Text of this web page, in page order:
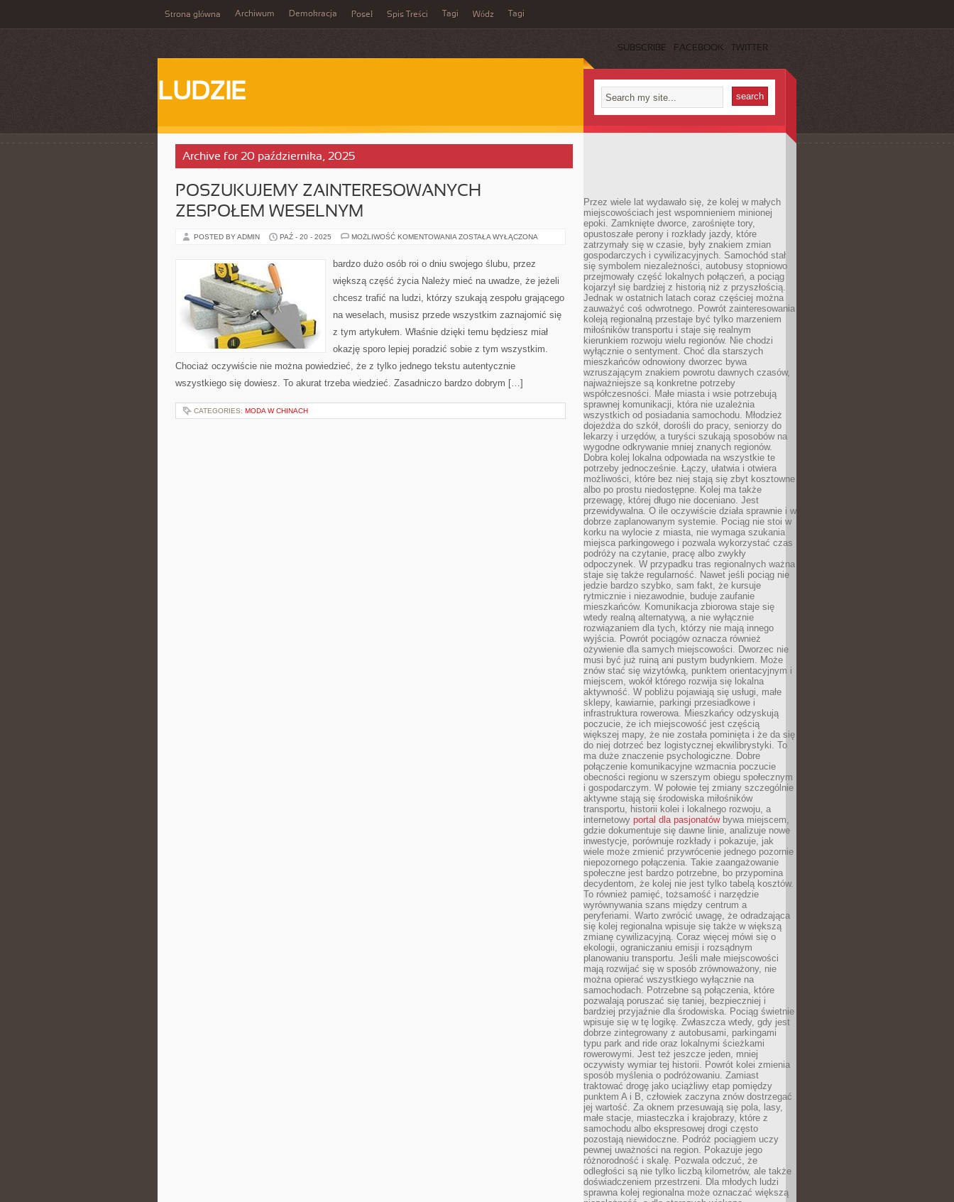
Strona główna Archiwum Demokracja Poseł Spis Treści Tagi Wódz Tagi
SUBSCRIBE FACEBOOK TWITTER
LUDZIE
Archive for 20 października, 2025
POSZUKUJEMY ZAINTERESOWANYCH
ZESPOŁEM WESELNYM
POSTED BY ADMIN PAŹ - 20 - 2025 MOŻLIWOŚĆ KOMENTOWANIA POSZUKUJEMY
WESELNYM
ZOSTAŁA WYŁĄCZONA
bardzo dużo osób roi o dniu swojego ślubu, przez
większą część życia Należy mieć na uwadze, że jeżeli
chcesz trafić na ludzi, którzy szukają zespołu grającego
na weselach, musisz przede wszystkim zaznajomić się
z tym artykułem. Właśnie dzięki temu będziesz miał
okazję sporo lepiej poradzić sobie z tym wszystkim.
Chociaż oczywiście nie można powiedzieć, że z tylko jednego tekstu autentycznie
wszystkiego się dowiesz. To akurat trzeba wiedzieć. Zasadniczo bardzo dobrym […]
CATEGORIES: MODA W CHINACH
Przez wiele lat wydawało się, że kolej w małych
miejscowościach jest wspomnieniem minionej
epoki. Zamknięte dworce, zarośnięte tory,
opustoszałe perony i rozkłady jazdy, które
zatrzymały się w czasie, były znakiem zmian
gospodarczych i cywilizacyjnych. Samochód stał
się symbolem niezależności, autobusy stopniowo
przejmowały część lokalnych połączeń, a pociąg
kojarzył się bardziej z historią niż z przyszłością.
Jednak w ostatnich latach coraz częściej można
zauważyć coś odwrotnego. Powrót zainteresowania
koleją regionalną przestaje być tylko marzeniem
miłośników transportu i staje się realnym
kierunkiem rozwoju wielu regionów. Nie chodzi
wyłącznie o sentyment. Choć dla starszych
mieszkańców odnowiony dworzec bywa
wzruszającym znakiem powrotu dawnych czasów,
najważniejsze są konkretne potrzeby
współczesności. Małe miasta i wsie potrzebują
sprawnej komunikacji, która nie uzależnia
wszystkich od posiadania samochodu. Młodzież
dojeżdża do szkół, dorośli do pracy, seniorzy do
lekarzy i urzędów, a turyści szukają sposobów na
wygodne odkrywanie mniej znanych regionów.
Dobra kolej lokalna odpowiada na wszystkie te
potrzeby jednocześnie. Łączy, ułatwia i otwiera
możliwości, które bez niej stają się zbyt kosztowne
albo po prostu niedostępne. Kolej ma także
przewagę, której długo nie doceniano. Jest
przewidywalna. O ile oczywiście działa sprawnie i w
dobrze zaplanowanym systemie. Pociąg nie stoi w
korku na wylocie z miasta, nie wymaga szukania
miejsca parkingowego i pozwala wykorzystać czas
podróży na czytanie, pracę albo zwykły
odpoczynek. W przypadku tras regionalnych ważna
staje się także regularność. Nawet jeśli pociąg nie
jedzie bardzo szybko, sam fakt, że kursuje
rytmicznie i niezawodnie, buduje zaufanie
mieszkańców. Komunikacja zbiorowa staje się
wtedy realną alternatywą, a nie wyłącznie
rozwiązaniem dla tych, którzy nie mają innego
wyjścia. Powrót pociągów oznacza również
ożywienie dla samych miejscowości. Dworzec nie
musi być już ruiną ani pustym budynkiem. Może
znów stać się wizytówką, punktem orientacyjnym i
miejscem, wokół którego rozwija się lokalna
aktywność. W pobliżu pojawiają się usługi, małe
sklepy, kawiarnie, parkingi przesiadkowe i
infrastruktura rowerowa. Mieszkańcy odzyskują
poczucie, że ich miejscowość jest częścią
większej mapy, że nie została pominięta i że da się
do niej dotrzeć bez logistycznej ekwilibrystyki. To
ma duże znaczenie psychologiczne. Dobre
połączenie komunikacyjne wzmacnia poczucie
obecności regionu w szerszym obiegu społecznym
i gospodarczym. W połowie tej zmiany szczególnie
aktywne stają się środowiska miłośników
transportu, historii kolei i lokalnego rozwoju, a
internetowy portal dla pasjonatówbywa miejscem,
gdzie dokumentuje się dawne linie, analizuje nowe
inwestycje, porównuje rozkłady i pokazuje, jak
wiele może zmienić przywrócenie jednego pozornie
niepozornego połączenia. Takie zaangażowanie
społeczne jest bardzo potrzebne, bo przypomina
decydentom, że kolej nie jest tylko tabelą kosztów.
To również pamięć, tożsamość i narzędzie
wyrównywania szans między centrum a
peryferiami. Warto zwrócić uwagę, że odradzająca
się kolej regionalna wpisuje się także w większą
zmianę cywilizacyjną. Coraz więcej mówi się o
ekologii, ograniczaniu emisji i rozsądnym
planowaniu transportu. Jeśli małe miejscowości
mają rozwijać się w sposób zrównoważony, nie
można opierać wszystkiego wyłącznie na
samochodach. Potrzebne są połączenia, które
pozwalają poruszać się taniej, bezpieczniej i
bardziej przyjaźnie dla środowiska. Pociąg świetnie
wpisuje się w tę logikę. Zwłaszcza wtedy, gdy jest
dobrze zintegrowany z autobusami, parkingami
typu park and ride oraz lokalnymi ścieżkami
rowerowymi. Jest też jeszcze jeden, mniej
oczywisty wymiar tej historii. Powrót kolei zmienia
sposób myślenia o podróżowaniu. Zamiast
traktować drogę jako uciążliwy etap pomiędzy
punktem A i B, człowiek zaczyna znów dostrzegać
jej wartość. Za oknem przesuwają się pola, lasy,
małe stacje, miasteczka i krajobrazy, które z
samochodu albo ekspresowej drogi często
pozostają niewidoczne. Podróż pociągiem uczy
pewnej uważności na region. Pokazuje jego
różnorodność i skalę. Pozwala odczuć, że
odległości są nie tylko liczbą kilometrów, ale także
doświadczeniem przestrzeni. Dla młodych ludzi
sprawna kolej regionalna może oznaczać większą